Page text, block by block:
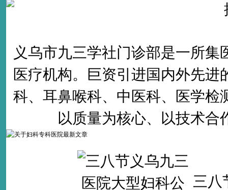
义乌市九三学社门诊部是一所
医疗机构。巨资引进国内外先
科、耳鼻喉科、中医科、医学检
以质量为核心、以技术
三八